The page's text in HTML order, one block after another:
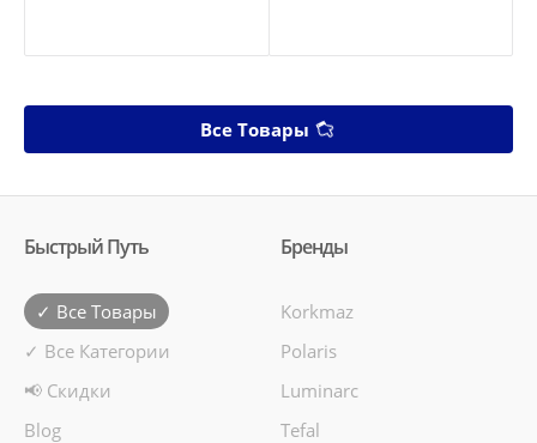
Все Товары
Быстрый Путь
✓ Все Товары
✓ Все Категории
📢 Скидки
Blog
Бренды
Korkmaz
Polaris
Luminarc
Tefal